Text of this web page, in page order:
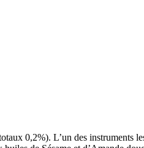
0,2%). L’un des instruments